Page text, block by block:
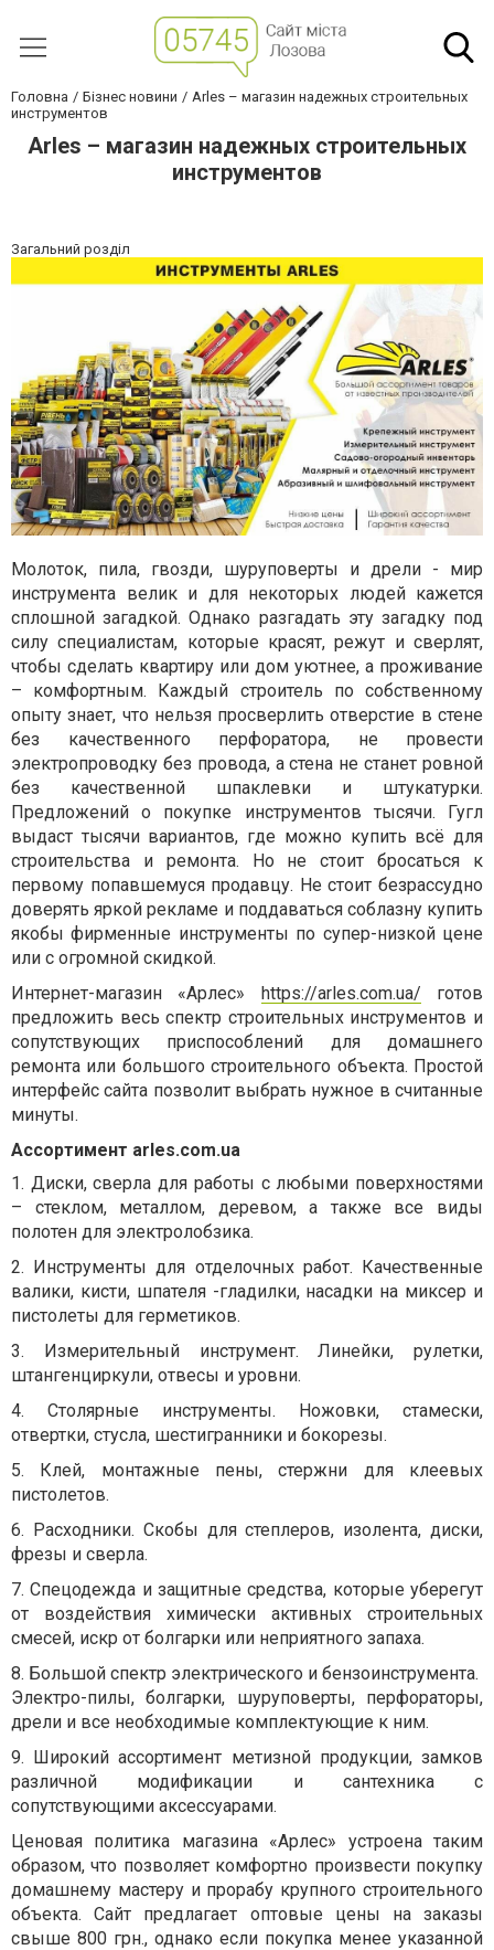
Головна Бізнес новини
Arles – магазин надежных строительных
инструментов
Arles – магазин надежных строительных
инструментов
Загальний розділ
Молоток, пила, гвозди, шуруповерты и дрели - мир
инструмента велик и для некоторых людей кажется
сплошной загадкой. Однако разгадать эту загадку под
силу специалистам, которые красят, режут и сверлят,
чтобы сделать квартиру или дом уютнее, а проживание
– комфортным. Каждый строитель по собственному
опыту знает, что нельзя просверлить отверстие в стене
без качественного перфоратора, не провести
электропроводку без провода, а стена не станет ровной
без качественной шпаклевки и штукатурки.
Предложений о покупке инструментов тысячи. Гугл
выдаст тысячи вариантов, где можно купить всё для
строительства и ремонта. Но не стоит бросаться к
первому попавшемуся продавцу. Не стоит безрассудно
доверять яркой рекламе и поддаваться соблазну купить
якобы фирменные инструменты по супер-низкой цене
или с огромной скидкой.
Интернет-магазин «Арлес» https://arles.com.ua/ готов
предложить весь спектр строительных инструментов и
сопутствующих приспособлений для домашнего
ремонта или большого строительного объекта. Простой
интерфейс сайта позволит выбрать нужное в считанные
минуты.
Ассортимент arles.com.ua
1. Диски, сверла для работы с любыми поверхностями
– стеклом, металлом, деревом, а также все виды
полотен для электролобзика.
2. Инструменты для отделочных работ. Качественные
валики, кисти, шпателя -гладилки, насадки на миксер и
пистолеты для герметиков.
3. Измерительный инструмент. Линейки, рулетки,
штангенциркули, отвесы и уровни.
4. Столярные инструменты. Ножовки, стамески,
отвертки, стусла, шестигранники и бокорезы.
5. Клей, монтажные пены, стержни для клеевых
пистолетов.
6. Расходники. Скобы для степлеров, изолента, диски,
фрезы и сверла.
7.Спецодежда и защитные средства, которые уберегут
от воздействия химически активных строительных
смесей, искр от болгарки или неприятного запаха.
8. Большой спектр электрического и бензоинструмента.
Электро-пилы, болгарки, шуруповерты, перфораторы,
дрели и все необходимые комплектующие к ним.
9. Широкий ассортимент метизной продукции, замков
различной модификации и сантехника с
сопутствующими аксессуарами.
Ценовая политика магазина «Арлес» устроена таким
образом, что позволяет комфортно произвести покупку
домашнему мастеру и прорабу крупного строительного
объекта. Сайт предлагает оптовые цены на заказы
свыше 800 грн., однако если покупка менее указанной